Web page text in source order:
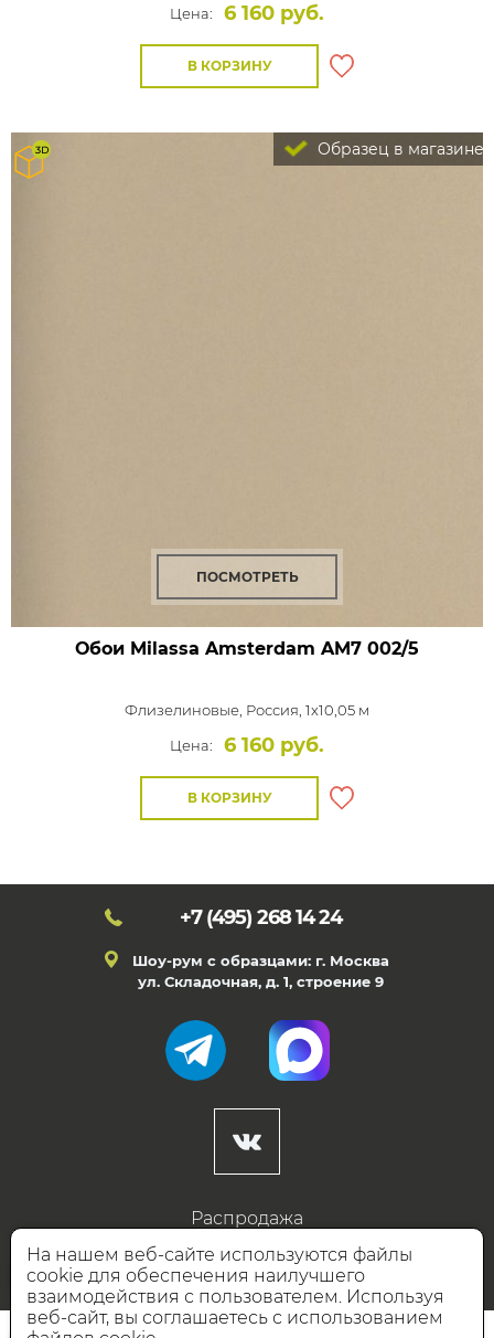
Цена:
6 160 руб.
В КОРЗИНУ
Образец в магазине
ПОСМОТРЕТЬ
Обои Milassa Amsterdam AM7 002/5
Флизелиновые, Россия, 1x10,05 м
Цена:
6 160 руб.
В КОРЗИНУ
+7 (495) 268 14 24
Шоу-рум с образцами: г. Москва
ул. Складочная, д. 1, строение 9
Распродажа
Готовые дизайны
Дизайнерам
НАШИ ПАРТНЁРЫ
На нашем веб-сайте используются файлы
cookie для обеспечения наилучшего
взаимодействия с пользователем. Используя
веб-сайт, вы соглашаетесь с использованием